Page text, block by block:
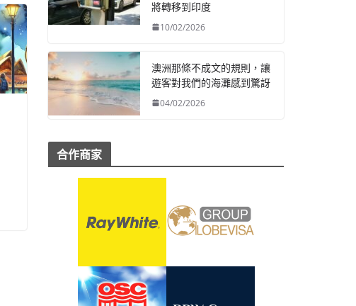
將轉移到印度
10/02/2026
澳洲那條不成文的規則，讓
遊客對我們的海灘感到驚訝
04/02/2026
合作商家